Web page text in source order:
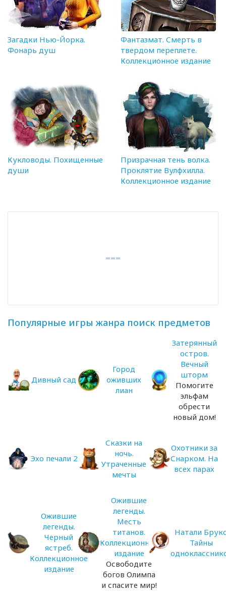
Загадки Нью-Йорка.
Фонарь душ
Фантазмат. Смерть в
твердом переплете.
Коллекционное издание
Кукловоды. Похищенные
души
Призрачная тень волка.
Проклятие Вулфхилла.
Коллекционное издание
Популярные игры жанра поиск предметов
Дивный сад
Город
оживших
лиан
Затерянный
остров.
Вечный
шторм
Помогите
эльфам
обрести
новый дом!
Эхо печали 2
Сказки на
ночь.
Утраченные
мечты
Охотники за
Снарком. На
всех парах
Ожившие
легенды.
Черный
ястреб.
Коллекционное
издание
Ожившие
легенды.
Месть
титанов.
Коллекционное
издание
Освободите
богов Олимпа
и спасите мир!
Натали
Тайны